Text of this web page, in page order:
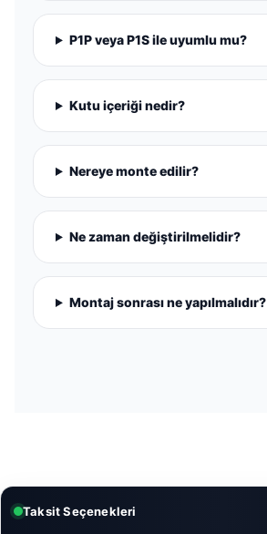
P1P veya P1S ile uyumlu mu?
Kutu içeriği nedir?
Nereye monte edilir?
Ne zaman değiştirilmelidir?
Montaj sonrası ne yapılmalıdır?
Taksit Seçenekleri